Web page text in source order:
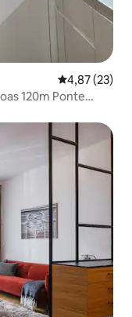
4,87 de uma
4,87 (23)
120m Ponte